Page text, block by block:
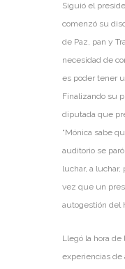
Siguió el
comenzó su
de Paz, pan y
necesidad de
es poder tener
Finalizando su
diputada que
“Mónica sabe
auditorio se
luchar, a luchar,
vez que un
autogestión del
Llegó la hora
experiencias de